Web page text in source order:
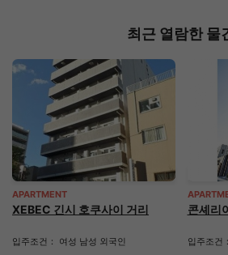
최근 열람한 물
APARTMENT
XEBEC 긴시 호쿠사이 거리
입주조건： 여성 남성 외국인
콘셰리
입주조건